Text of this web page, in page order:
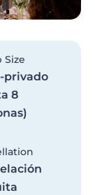
Size
privado
8